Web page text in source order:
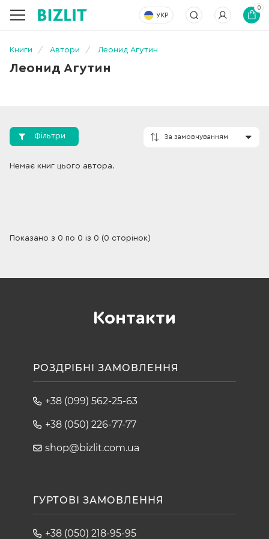
УКР
0
Книги Автори Леонид Агутин
Леонид Агутин
Фільтри
Немає книг цього автора.
Показано з 0 по 0 із 0 (0 сторінок)
Контакти
РОЗДРІБНІ ЗАМОВЛЕННЯ
+38 (099) 562-25-63
+38 (050) 226-77-77
shop@bizlit.com.ua
ГУРТОВІ ЗАМОВЛЕННЯ
+38 (050) 218-95-95